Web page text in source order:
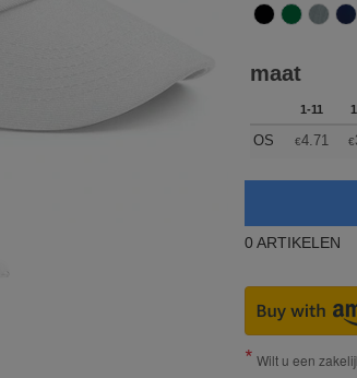
maat
1-11
OS €4.71 €
0 ARTIKELEN
Wilt u een